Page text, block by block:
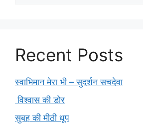
Recent Posts
स्वाभिमान मेरा भी – सुदर्शन सचदेवा
विश्वास की डोर
सुबह की मीठी धूप